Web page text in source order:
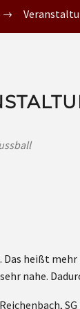
heißt
nahe.